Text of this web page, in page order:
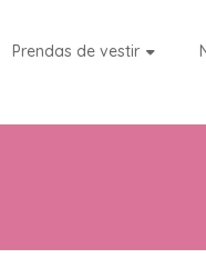
Prendas de vestir